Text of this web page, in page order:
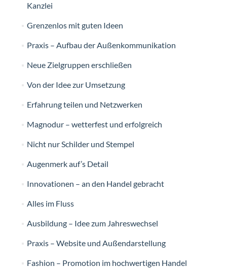
Kanzlei
Grenzenlos mit guten Ideen
Praxis – Aufbau der Außenkommunikation
Neue Zielgruppen erschließen
Von der Idee zur Umsetzung
Erfahrung teilen und Netzwerken
Magnodur – wetterfest und erfolgreich
Nicht nur Schilder und Stempel
Augenmerk auf’s Detail
Innovationen – an den Handel gebracht
Alles im Fluss
Ausbildung – Idee zum Jahreswechsel
Praxis – Website und Außendarstellung
Fashion – Promotion im hochwertigen Handel